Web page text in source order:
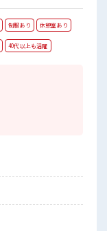
制服あり 休憩室あり
40代以上も活躍